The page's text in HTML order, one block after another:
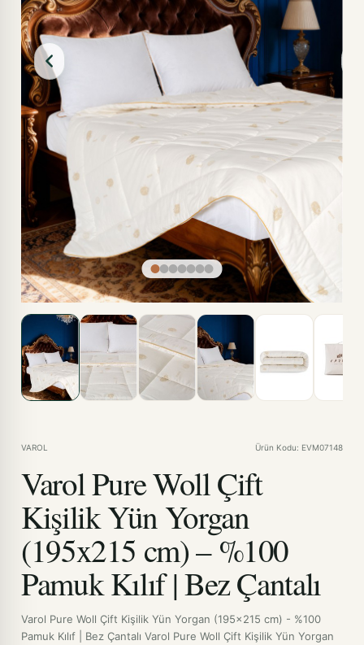
VAROL Ürün Kodu: EVM07148
Varol Pure Woll Çift
Kişilik Yün Yorgan
(195x215 cm) – %100
Pamuk Kılıf | Bez Çantalı
Varol Pure Woll Çift Kişilik Yün Yorgan (195x215 cm) - %100
Pamuk Kılıf | Bez Çantalı Varol Pure Woll Çift Kişilik Yün Yorgan